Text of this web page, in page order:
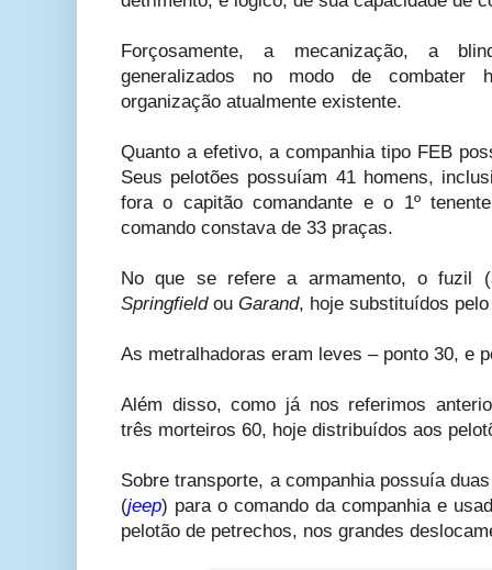
Forçosamente, a mecanização, a
generalizados no modo de combater
organização atualmente existente.
Quanto a efetivo, a companhia tipo FEB
Seus pelotões possuíam 41 homens,
fora o capitão comandante e o 1º
comando constava de 33 praças.
No que se refere a armamento, o fuzil
Springfieldou Garand, hoje substituídos
As metralhadoras eram leves – ponto 30, e
Além disso, como já nos referimos
três morteiros 60, hoje distribuídos aos
Sobre transporte, a companhia possuía
(jeep) para o comando da companhia e
pelotão de petrechos, nos grandes